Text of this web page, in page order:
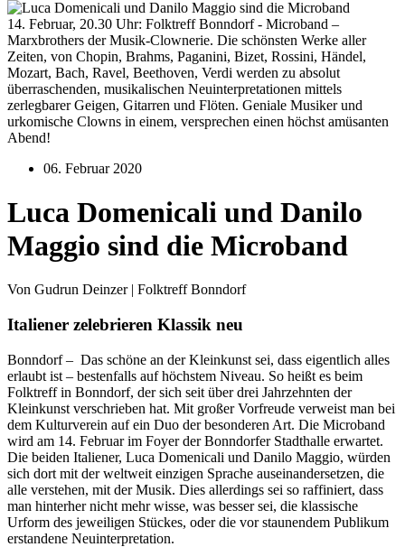
14. Februar, 20.30 Uhr: Folktreff Bonndorf - Microband –
Marxbrothers der Musik-Clownerie. Die schönsten Werke aller
Zeiten, von Chopin, Brahms, Paganini, Bizet, Rossini, Händel,
Mozart, Bach, Ravel, Beethoven, Verdi werden zu absolut
überraschenden, musikalischen Neuinterpretationen mittels
zerlegbarer Geigen, Gitarren und Flöten. Geniale Musiker und
urkomische Clowns in einem, versprechen einen höchst amüsanten
Abend!
06. Februar 2020
Luca Domenicali und Danilo
Maggio sind die Microband
Von Gudrun Deinzer | Folktreff Bonndorf
Italiener zelebrieren Klassik neu
Bonndorf – Das schöne an der Kleinkunst sei, dass eigentlich alles
erlaubt ist – bestenfalls auf höchstem Niveau. So heißt es beim
Folktreff in Bonndorf, der sich seit über drei Jahrzehnten der
Kleinkunst verschrieben hat. Mit großer Vorfreude verweist man bei
dem Kulturverein auf ein Duo der besonderen Art. Die Microband
wird am 14. Februar im Foyer der Bonndorfer Stadthalle erwartet.
Die beiden Italiener, Luca Domenicali und Danilo Maggio, würden
sich dort mit der weltweit einzigen Sprache auseinandersetzen, die
alle verstehen, mit der Musik. Dies allerdings sei so raffiniert, dass
man hinterher nicht mehr wisse, was besser sei, die klassische
Urform des jeweiligen Stückes, oder die vor staunendem Publikum
erstandene Neuinterpretation.